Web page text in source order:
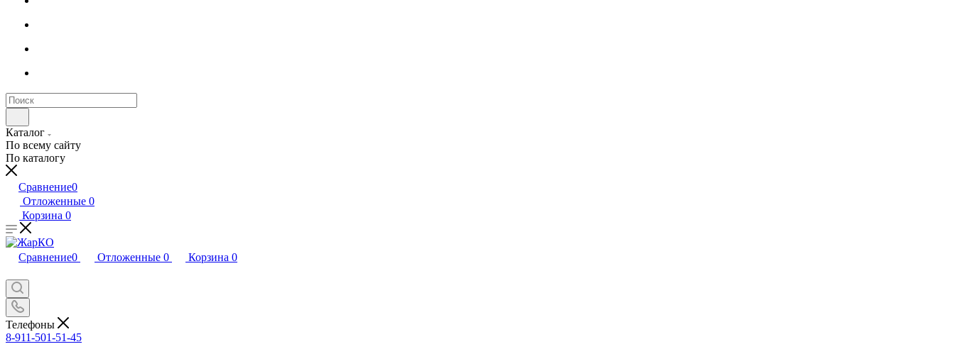
Каталог
По всему сайту
По каталогу
Сравнение0
Отложенные 0
Корзина 0
Сравнение0 Отложенные 0 Корзина 0
Телефоны
8-911-501-51-45